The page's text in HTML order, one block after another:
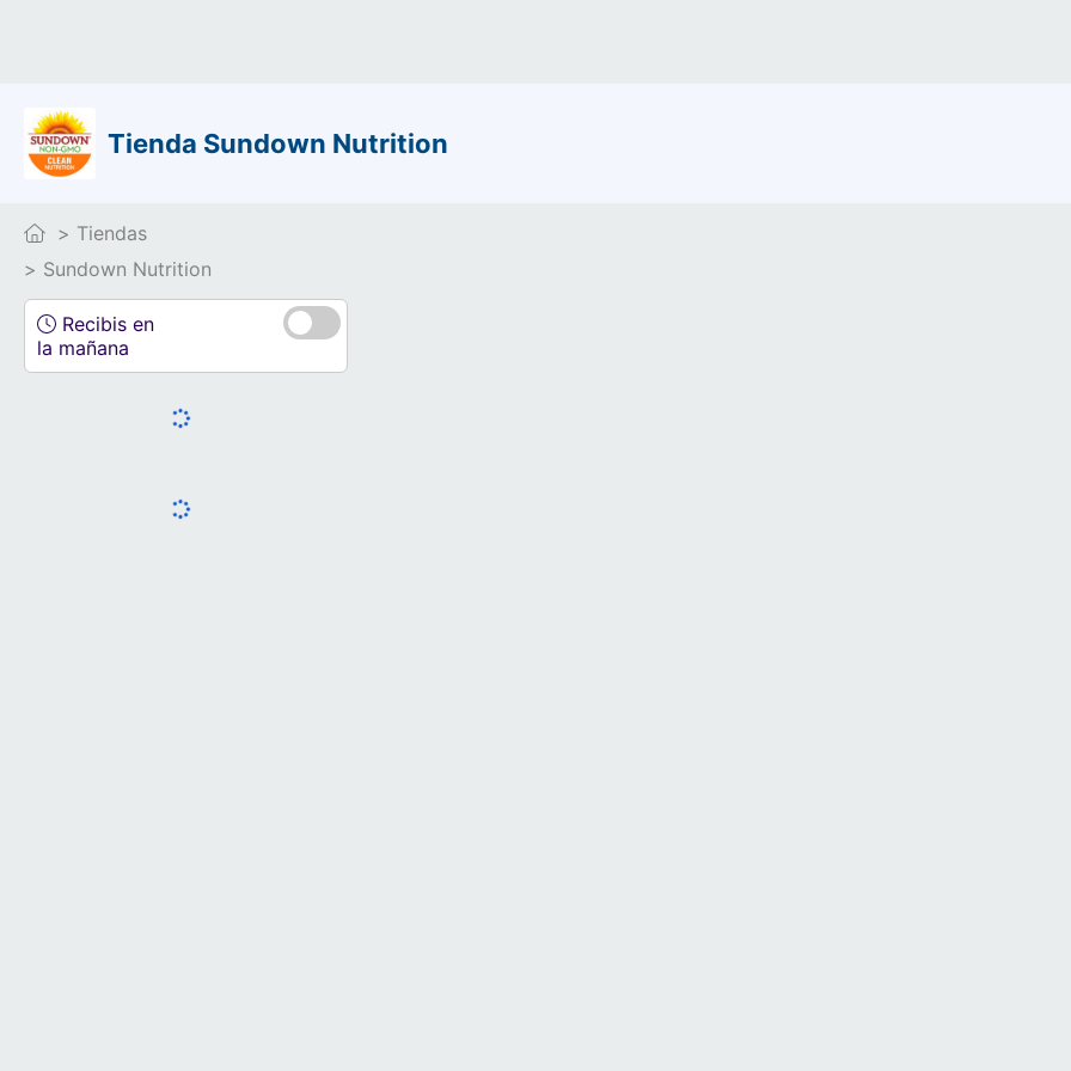
Tienda Sundown Nutrition
Tiendas
Sundown Nutrition
Recibis en
la mañana